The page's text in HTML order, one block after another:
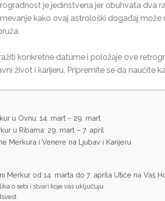
je jedinstvena jer obuhvata dva
kako ovaj astrološki događaj
konkretne datume i položaje ove
život i karijeru. Pripremite se da naučite
u Ovnu: 14. mart – 29. mart
u Ribama: 29. mart – 7. april
Merkura i Venere na Ljubav i Karijeru
Merkur od 14. marta do 7. aprila Utiče na Vaš
o sebi i stvari koje vas uključuju